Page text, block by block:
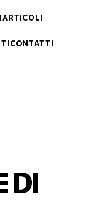
ARTICOLI
CONTATTI
DI